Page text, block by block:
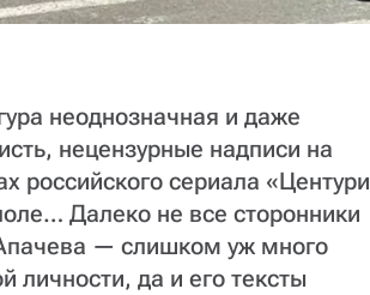
неоднозначная и даже
нецензурные надписи на
российского сериала
Далеко не все сторонники
— слишком уж много
личности, да и его тексты